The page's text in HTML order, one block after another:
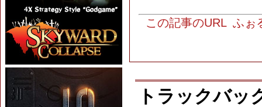
この記事のURL ふぉ
トラックバッ